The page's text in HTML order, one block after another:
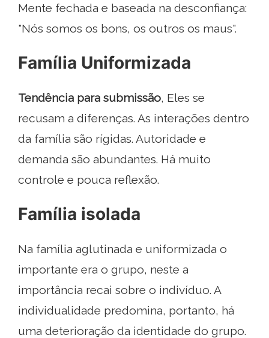
Mente fechada e baseada na desconfiança:
"Nós somos os bons, os outros os maus".
Família Uniformizada
Tendência para submissão, Eles se
recusam a diferenças. As interações dentro
da família são rígidas. Autoridade e
demanda são abundantes. Há muito
controle e pouca reflexão.
Família isolada
Na família aglutinada e uniformizada o
importante era o grupo, neste a
importância recai sobre o indivíduo. A
individualidade predomina, portanto, há
uma deterioração da identidade do grupo.